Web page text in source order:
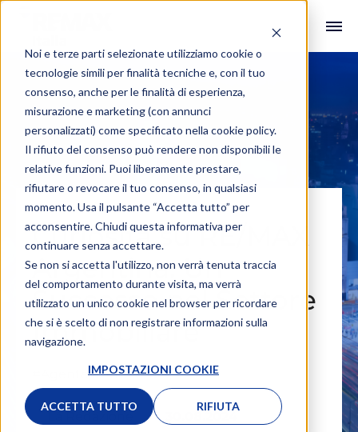
Noi e terze parti selezionate utilizziamo cookie o
tecnologie simili per finalità tecniche e, con il tuo
consenso, anche per le finalità di esperienza,
misurazione e marketing (con annunci
personalizzati) come specificato nella cookie policy.
Il rifiuto del consenso può rendere non disponibili le
relative funzioni. Puoi liberamente prestare,
rifiutare o revocare il tuo consenso, in qualsiasi
momento. Usa il pulsante “Accetta tutto” per
acconsentire. Chiudi questa informativa per
continuare senza accettare.
Se non si accetta l'utilizzo, non verrà tenuta traccia
del comportamento durante visita, ma verrà
utilizzato un unico cookie nel browser per ricordare
che si è scelto di non registrare informazioni sulla
navigazione.
IMPOSTAZIONI COOKIE
ACCETTA TUTTO RIFIUTA
Curiosità su RE/MAX
Argentina: Un
Successo nel Settore
Immobiliare
#Agente Immobiliare,#News